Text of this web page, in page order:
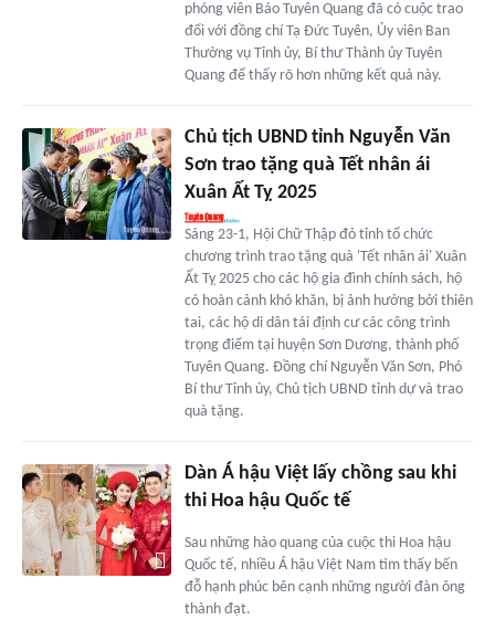
phóng viên Báo Tuyên Quang đã có cuộc trao
đổi với đồng chí Tạ Đức Tuyên, Ủy viên Ban
Thường vụ Tỉnh ủy, Bí thư Thành ủy Tuyên
Quang để thấy rõ hơn những kết quả này.
Chủ tịch UBND tỉnh Nguyễn Văn
Sơn trao tặng quà Tết nhân ái
Xuân Ất Tỵ 2025
Sáng 23-1, Hội Chữ Thập đỏ tỉnh tổ chức
chương trình trao tặng quà 'Tết nhân ái' Xuân
Ất Tỵ 2025 cho các hộ gia đình chính sách, hộ
có hoàn cảnh khó khăn, bị ảnh hưởng bởi thiên
tai, các hộ di dân tái định cư các công trình
trọng điểm tại huyện Sơn Dương, thành phố
Tuyên Quang. Đồng chí Nguyễn Văn Sơn, Phó
Bí thư Tỉnh ủy, Chủ tịch UBND tỉnh dự và trao
quà tặng.
Dàn Á hậu Việt lấy chồng sau khi
thi Hoa hậu Quốc tế
Sau những hào quang của cuộc thi Hoa hậu
Quốc tế, nhiều Á hậu Việt Nam tìm thấy bến
đỗ hạnh phúc bên cạnh những người đàn ông
thành đạt.